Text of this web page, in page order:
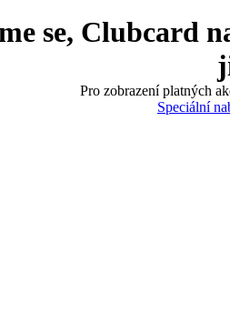
se, Clubcard
Pro zobrazení platných
Speciální